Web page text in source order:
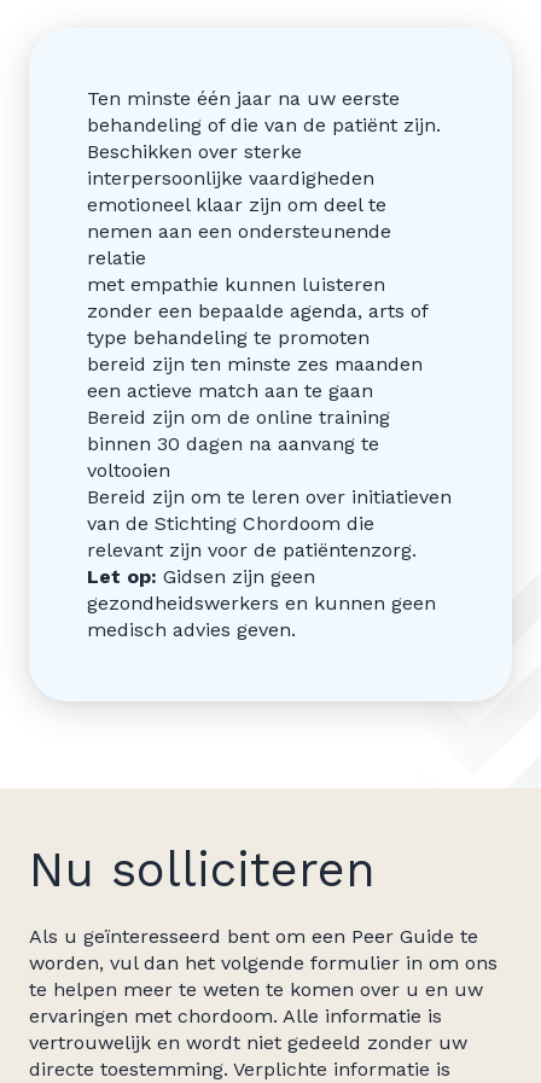
Ten minste één jaar na uw eerste
behandeling of die van de patiënt zijn.
Beschikken over sterke
interpersoonlijke vaardigheden
emotioneel klaar zijn om deel te
nemen aan een ondersteunende
relatie
met empathie kunnen luisteren
zonder een bepaalde agenda, arts of
type behandeling te promoten
bereid zijn ten minste zes maanden
een actieve match aan te gaan
Bereid zijn om de online training
binnen 30 dagen na aanvang te
voltooien
Bereid zijn om te leren over initiatieven
van de Stichting Chordoom die
relevant zijn voor de patiëntenzorg.
Let op: Gidsen zijn geen
gezondheidswerkers en kunnen geen
medisch advies geven.
Nu solliciteren
Als u geïnteresseerd bent om een Peer Guide te
worden, vul dan het volgende formulier in om ons
te helpen meer te weten te komen over u en uw
ervaringen met chordoom. Alle informatie is
vertrouwelijk en wordt niet gedeeld zonder uw
directe toestemming. Verplichte informatie is